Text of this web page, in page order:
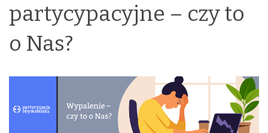
partycypacyjne – czy to
o Nas?